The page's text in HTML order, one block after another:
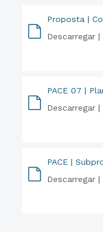
Proposta |
Descarregar |
PACE 07 |
Descarregar |
PACE |
Descarregar |